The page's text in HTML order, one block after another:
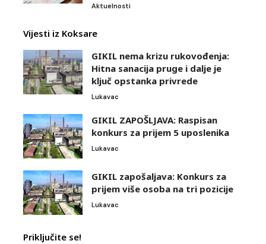
Aktuelnosti
Vijesti iz Koksare
GIKIL nema krizu rukovođenja:
Hitna sanacija pruge i dalje je
ključ opstanka privrede
Lukavac
GIKIL ZAPOŠLJAVA: Raspisan
konkurs za prijem 5 uposlenika
Lukavac
GIKIL zapošaljava: Konkurs za
prijem više osoba na tri pozicije
Lukavac
Priključite se!